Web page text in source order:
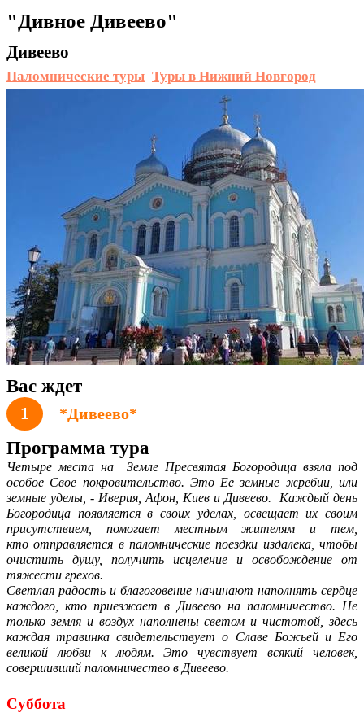
"Дивное Дивеево"
Дивеево
Паломнические туры Туры в Нижний Новгород
Вас ждет
1 *Дивеево*
Программа тура
Четыре места на Земле Пресвятая Богородица взяла под
особое Свое покровительство. Это Ее земные жребии, или
земные уделы, - Иверия, Афон, Киев и Дивеево. Каждый день
Богородица появляется в своих уделах, освещает их своим
присутствием, помогает местным жителям и тем,
кто отправляется в паломнические поездки издалека, чтобы
очистить душу, получить исцеление и освобождение от
тяжести грехов.
Светлая радость и благоговение начинают наполнять сердце
каждого, кто приезжает в Дивеево на паломничество. Не
только земля и воздух наполнены светом и чистотой, здесь
каждая травинка свидетельствует о Славе Божьей и Его
великой любви к людям. Это чувствует всякий человек,
совершивший паломничество в Дивеево.
Суббота